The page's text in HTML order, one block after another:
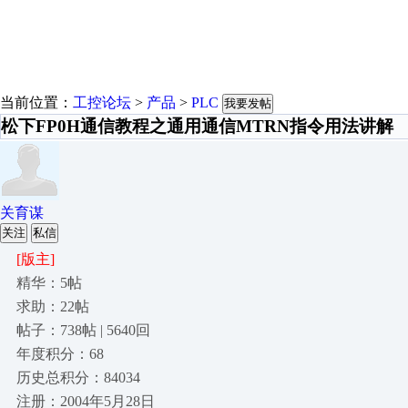
当前位置： 工控论坛 > 产品 > PLC 我要发帖
松下FP0H通信教程之通用通信MTRN指令用法讲解
关育谋
关注 私信
[版主]
精华：5帖
求助：22帖
帖子：738帖 | 5640回
年度积分：68
历史总积分：84034
注册：2004年5月28日